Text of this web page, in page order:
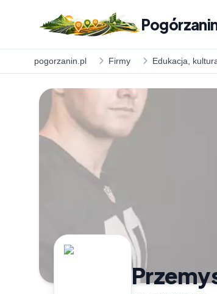
pogorzanin.pl Firmy Edukacja,